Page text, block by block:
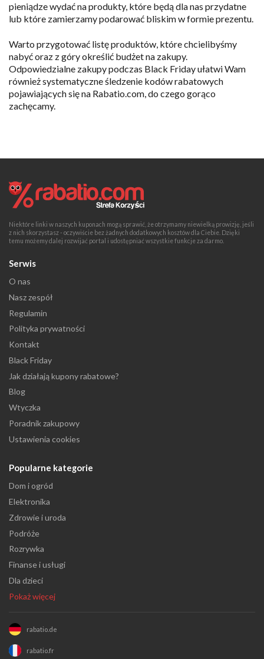
pieniądze wydać na produkty, które będą dla nas przydatne
lub które zamierzamy podarować bliskim w formie prezentu.
Warto przygotować listę produktów, które chcielibyśmy
nabyć oraz z góry określić budżet na zakupy.
Odpowiedzialne zakupy podczas Black Friday ułatwi Wam
również systematyczne śledzenie kodów rabatowych
pojawiających się na Rabatio.com, do czego gorąco
zachęcamy.
Niektóre linki w naszych kuponach mogą sprawić, że otrzymamy niewielką prowizję, jeśli
z nich skorzystasz - oczywiście bez żadnych dodatkowych kosztów dla Ciebie. Dzięki
temu możemy dalej rozwijać portal i udostępniać wszystkie funkcje za darmo.
Serwis
O nas
Nasz zespół
Regulamin
Polityka prywatności
Kontakt
Black Friday
Jak działają kupony rabatowe?
Blog
Wtyczka
Poradnik zakupowy
Ustawienia cookies
Popularne kategorie
Dom i ogród
Elektronika
Zdrowie i uroda
Podróże
Rozrywka
Finanse i usługi
Dla dzieci
Pokaż więcej
rabatio.de
rabatio.fr